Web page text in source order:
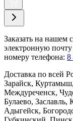
Заказать на нашем
электронную почту
номеру телефона: 8
Доставка по всей
Зарайск,
Междуреченск,
Булаево,
Адыгейск,